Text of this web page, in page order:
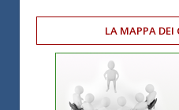
LA MAPPA DEI